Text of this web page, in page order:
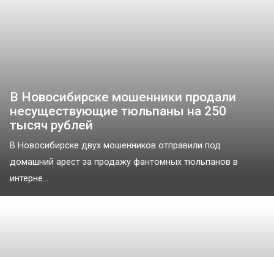
В Новосибирске мошенники продали
несуществующие тюльпаны на 250
тысяч рублей
В Новосибирске двух мошенников отправили под
домашний арест за продажу фантомных тюльпанов в
интерне...